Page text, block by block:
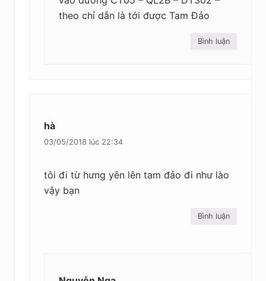
theo chỉ dẫn là tới được Tam Đảo
Bình luận
hà
03/05/2018 lúc 22:34
tôi đi từ hưng yên lên tam đảo đi như lào
vậy bạn
Bình luận